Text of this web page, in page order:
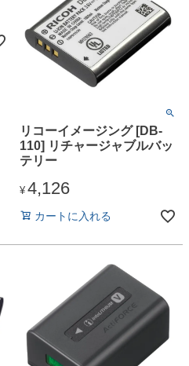
リコーイメージング [DB-
110] リチャージャブルバッ
テリー
¥ 4,126
カートに入れる